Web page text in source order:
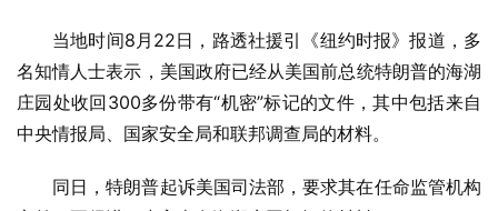
当地时间8月22日，路透社援引《纽约时报》报道，多
名知情人士表示，美国政府已经从美国前总统特朗普的海湖
庄园处收回300多份带有“机密”标记的文件，其中包括来自
中央情报局、国家安全局和联邦调查局的材料。
同日，特朗普起诉美国司法部，要求其在任命监管机构